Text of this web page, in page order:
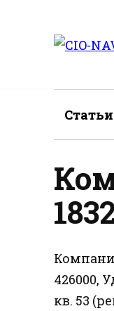
содержанию
426000,
кв. 53